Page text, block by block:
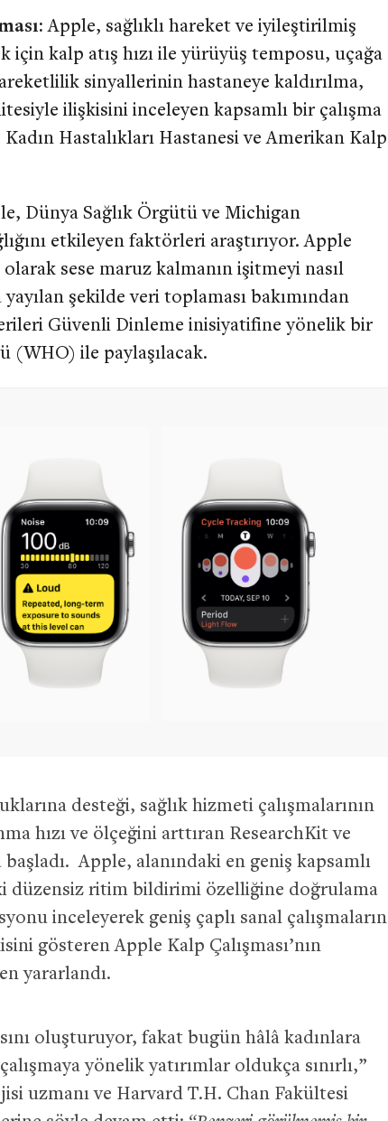
Apple, sağlıklı hareket ve iyileştirilmiş
için kalp atış hızı ile yürüyüş temposu, uçağa
sinyallerinin hastaneye kaldırılma,
ilişkisini inceleyen kapsamlı bir çalışma
Hastalıkları Hastanesi ve Amerikan Kalp
Dünya Sağlık Örgütü ve Michigan
etkileyen faktörleri araştırıyor. Apple
olarak sese maruz kalmanın işitmeyi nasıl
şekilde veri toplaması bakımından
Güvenli Dinleme inisiyatifine yönelik bir
(WHO) ile paylaşılacak.
desteği, sağlık hizmeti çalışmalarının
hızı ve ölçeğini arttıran ResearchKit ve
başladı. Apple, alanındaki en geniş kapsamlı
düzensiz ritim bildirimi özelliğine doğrulama
inceleyerek geniş çaplı sanal çalışmaların
gösteren Apple Kalp Çalışması’nın
yararlandı.
oluşturuyor, fakat bugün hâlâ kadınlara
yönelik yatırımlar oldukça sınırlı,”
uzmanı ve Harvard T.H. Chan Fakültesi